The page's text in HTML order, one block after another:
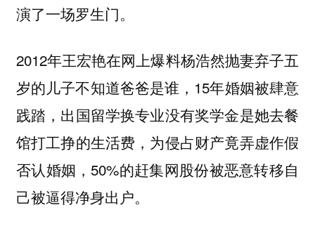
演了一场罗生门。
2012年王宏艳在网上爆料杨浩然抛妻弃子五
岁的儿子不知道爸爸是谁，15年婚姻被肆意
践踏，出国留学换专业没有奖学金是她去餐
馆打工挣的生活费，为侵占财产竟弄虚作假
否认婚姻，50%的赶集网股份被恶意转移自
己被逼得净身出户。